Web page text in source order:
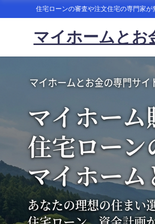
住宅ローンの審査や注文住宅の専門家が
マイホームとお